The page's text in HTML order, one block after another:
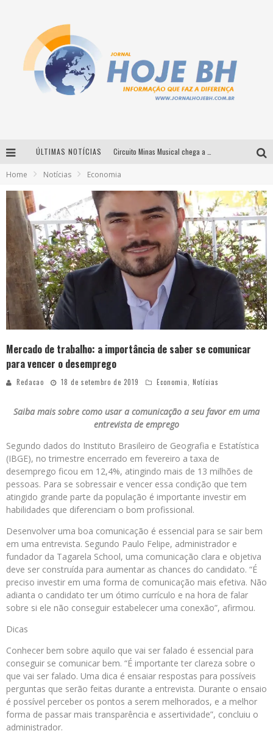
ÚLTIMAS NOTÍCIAS
Simone celebra a força feminina e sua trajetória histórica na MPB em novo show “Que mulher é essa!?” em Belo Horizonte
Milton Guedes traz turnê “Milton Canta Lulu” a Belo Horizonte
Home Notícias Economia
Mercado de trabalho: a importância de saber se comunicar
para vencer o desemprego
Redacao 18 de setembro de 2019 Economia, Notícias
Saiba mais sobre como usar a comunicação a seu favor em uma
entrevista de emprego
Segundo dados do Instituto Brasileiro de Geografia e Estatística
(IBGE), no trimestre encerrado em fevereiro a taxa de
desemprego ficou em 12,4%, atingindo mais de 13 milhões de
pessoas. Para se sobressair e vencer essa condição que tem
atingido grande parte da população é importante investir em
habilidades que diferenciam o bom profissional.
Desenvolver uma boa comunicação é essencial para se sair bem
em uma entrevista. Segundo Paulo Felipe, administrador e
fundador da Tagarela School, uma comunicação clara e objetiva
deve ser construída para aumentar as chances do candidato. “É
preciso investir em uma forma de comunicação mais efetiva. Não
adianta o candidato ter um ótimo currículo e na hora de falar
sobre si ele não conseguir estabelecer uma conexão”, afirmou.
Dicas
Conhecer bem sobre aquilo que vai ser falado é essencial para
conseguir se comunicar bem. “É importante ter clareza sobre o
que vai ser falado. Uma dica é ensaiar respostas para possíveis
perguntas que serão feitas durante a entrevista. Durante o ensaio
é possível perceber os pontos a serem melhorados, e a melhor
forma de passar mais transparência e assertividade”, concluiu o
administrador.